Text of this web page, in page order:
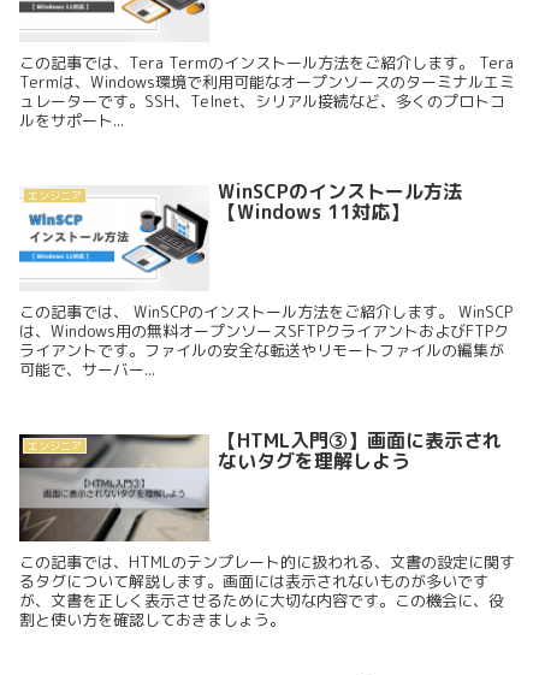
この記事では、Tera Termのインストール方法をご紹介します。 Tera
Termは、Windows環境で利用可能なオープンソースのターミナルエミ
ュレーターです。SSH、Telnet、シリアル接続など、多くのプロトコ
ルをサポート...
エンジニア WinSCPのインストール方法
【Windows 11対応】
この記事では、 WinSCPのインストール方法をご紹介します。 WinSCP
は、Windows用の無料オープンソースSFTPクライアントおよびFTPク
ライアントです。ファイルの安全な転送やリモートファイルの編集が
可能で、サーバー...
エンジニア 【HTML入門③】画面に表示され
ないタグを理解しよう
この記事では、HTMLのテンプレート的に扱われる、文書の設定に関す
るタグについて解説します。画面には表示されないものが多いです
が、文書を正しく表示させるために大切な内容です。この機会に、役
割と使い方を確認しておきましょう。